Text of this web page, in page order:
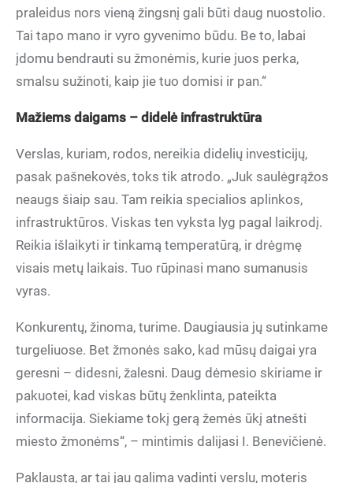
praleidus nors vieną žingsnį gali būti daug nuostolio.
Tai tapo mano ir vyro gyvenimo būdu. Be to, labai
įdomu bendrauti su žmonėmis, kurie juos perka,
smalsu sužinoti, kaip jie tuo domisi ir pan.“
Mažiems daigams – didelė infrastruktūra
Verslas, kuriam, rodos, nereikia didelių investicijų,
pasak pašnekovės, toks tik atrodo. „Juk saulėgrąžos
neaugs šiaip sau. Tam reikia specialios aplinkos,
infrastruktūros. Viskas ten vyksta lyg pagal laikrodį.
Reikia išlaikyti ir tinkamą temperatūrą, ir drėgmę
visais metų laikais. Tuo rūpinasi mano sumanusis
vyras.
Konkurentų, žinoma, turime. Daugiausia jų sutinkame
turgeliuose. Bet žmonės sako, kad mūsų daigai yra
geresni – didesni, žalesni. Daug dėmesio skiriame ir
pakuotei, kad viskas būtų ženklinta, pateikta
informacija. Siekiame tokį gerą žemės ūkį atnešti
miesto žmonėms“, – mintimis dalijasi I. Benevičienė.
Paklausta, ar tai jau galima vadinti verslu, moteris